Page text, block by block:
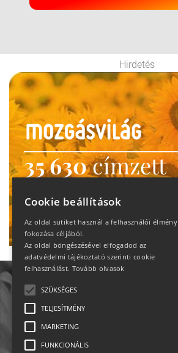
Hirdetés
35 630címzett
heti motiváció
Ne maradj le!
Cookie beállítások
Az oldal sütiket használ a felhasználói élmény
fokozása céljából.
Az oldal böngészésével elfogadod az
adatvédelmi tájékoztató szerinti cookie
felhasználást. Tovább olvasok
SZÜKSÉGES
TELJESÍTMÉNY
MARKETING
FUNKCIONÁLIS